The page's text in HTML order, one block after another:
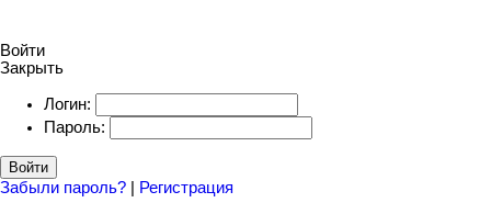
Войти
Закрыть
Логин:
Пароль:
Войти
Забыли пароль? | Регистрация